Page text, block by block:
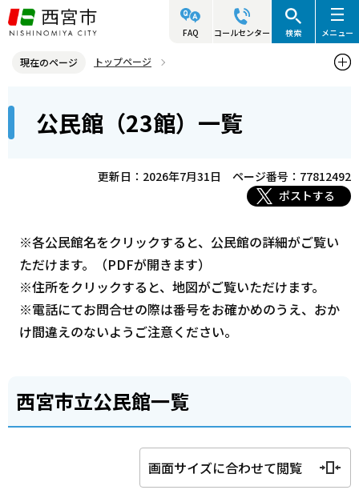
こ
の
ジ
先
FAQ コールセンター 検索 メニュー
現在のページ
トップページ
公民館（23館）一覧
こ
公民館（23館）一覧
更新日：2026年7月31日
ページ番号：77812492
ポストする
※各公民館名をクリックすると、公民館の詳細がご覧い
ただけます。（PDFが開きます）
※住所をクリックすると、地図がご覧いただけます。
※電話にてお問合せの際は番号をお確かめのうえ、おか
け間違えのないようご注意ください。
西宮市立公民館一覧
画面サイズに合わせて閲覧